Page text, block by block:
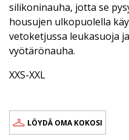
silikoninauha, jotta se
housujen ulkopuolella
vetoketjussa leukasuoja
vyötärönauha.
XXS-XXL
LÖYDÄ OMA KOKOSI